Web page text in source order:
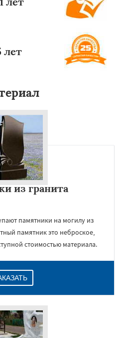
лет
из гранита
памятники на могилу из
памятник это неброское,
стоимостью материала.